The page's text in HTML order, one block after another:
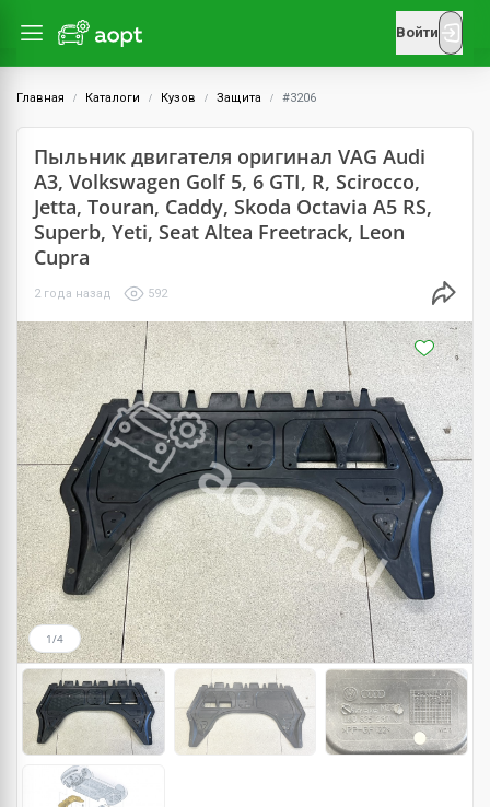
Войти
Главная Каталоги Кузов Защита #3206
Пыльник двигателя оригинал VAG Audi
A3, Volkswagen Golf 5, 6 GTI, R, Scirocco,
Jetta, Touran, Caddy, Skoda Octavia A5 RS,
Superb, Yeti, Seat Altea Freetrack, Leon
Cupra
2 года назад 592
1/4